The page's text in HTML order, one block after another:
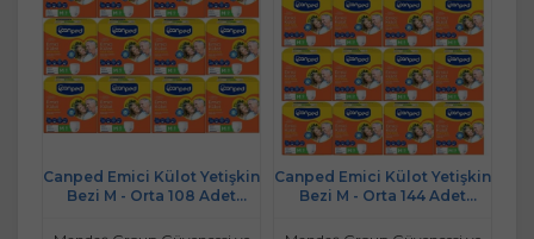
Canped Emici Külot Yetişkin
Bezi M - Orta 108 Adet
Canped Emici Külot Yetişkin
Bezi M - Orta 144 Adet